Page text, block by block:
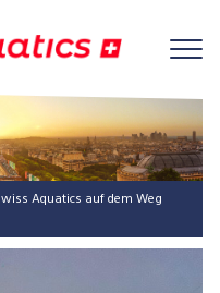
Aquatics auf dem Weg